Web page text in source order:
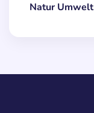
Natur Umwelt